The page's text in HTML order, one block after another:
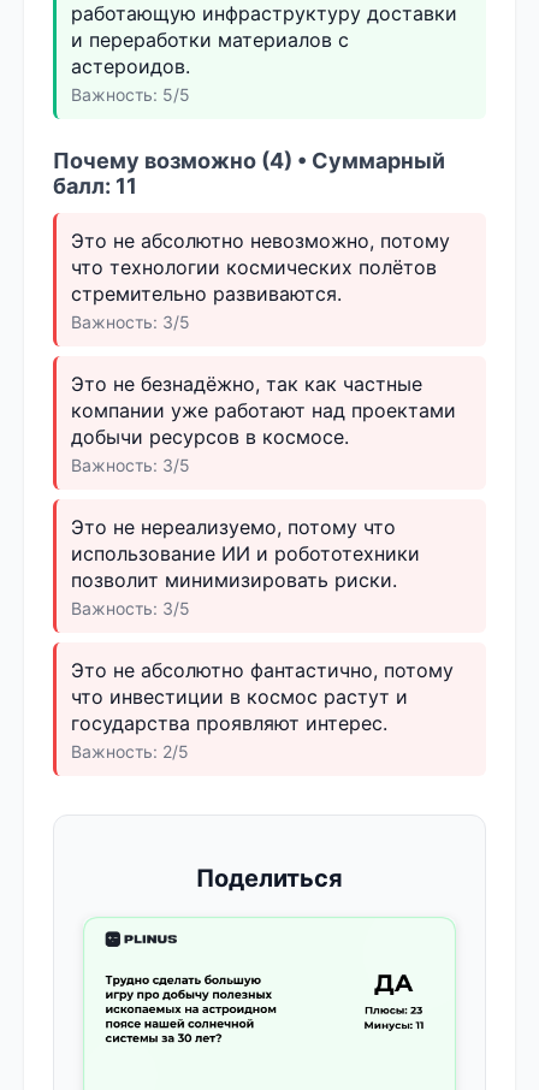
работающую инфраструктуру доставки
и переработки материалов с
астероидов.
Важность: 5/5
Почему возможно (4) • Суммарный
балл: 11
Это не абсолютно невозможно, потому
что технологии космических полётов
стремительно развиваются.
Важность: 3/5
Это не безнадёжно, так как частные
компании уже работают над проектами
добычи ресурсов в космосе.
Важность: 3/5
Это не нереализуемо, потому что
использование ИИ и робототехники
позволит минимизировать риски.
Важность: 3/5
Это не абсолютно фантастично, потому
что инвестиции в космос растут и
государства проявляют интерес.
Важность: 2/5
Поделиться